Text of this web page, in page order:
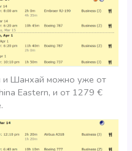
и Шанхай можно уже от
Eastern, и от 1279 €